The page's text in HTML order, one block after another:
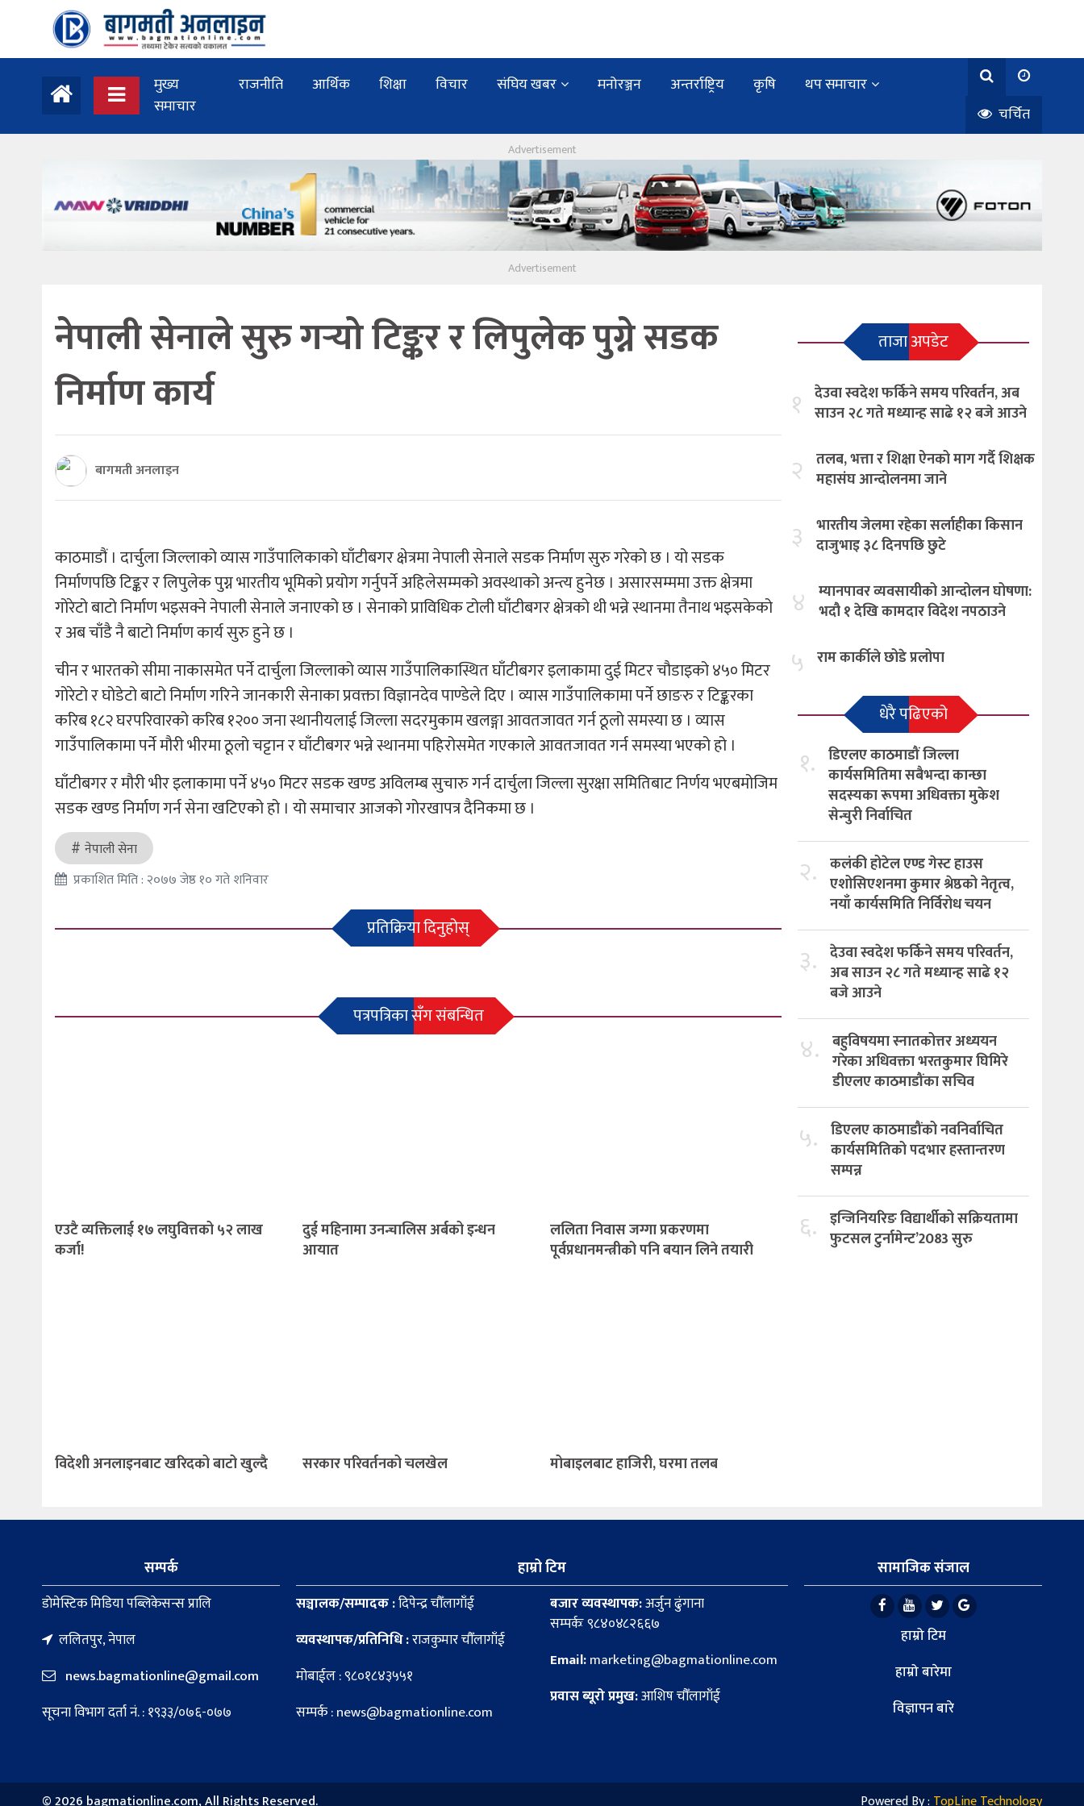
मुख्य
समाचार
राजनीति आर्थिक शिक्षा विचार संघिय खबर मनोरञ्जन अन्तर्राष्ट्रिय कृषि
थप समाचार
चर्चित
नेपाली सेनाले सुरु गर्‍यो टिङ्कर र लिपुलेक पुग्ने सडक
निर्माण कार्य
बागमती अनलाइन
काठमाडौं । दार्चुला जिल्लाको व्यास गाउँपालिकाको घाँटीबगर क्षेत्रमा नेपाली सेनाले सडक निर्माण सुरु गरेको छ । यो सडक
निर्माणपछि टिङ्कर र लिपुलेक पुग्न भारतीय भूमिको प्रयोग गर्नुपर्ने अहिलेसम्मको अवस्थाको अन्त्य हुनेछ । असारसम्ममा उक्त क्षेत्रमा
गोरेटो बाटो निर्माण भइसक्ने नेपाली सेनाले जनाएको छ । सेनाको प्राविधिक टोली घाँटीबगर क्षेत्रको थी भन्ने स्थानमा तैनाथ भइसकेको
र अब चाँडै नै बाटो निर्माण कार्य सुरु हुने छ ।
चीन र भारतको सीमा नाकासमेत पर्ने दार्चुला जिल्लाको व्यास गाउँपालिकास्थित घाँटीबगर इलाकामा दुई मिटर चौडाइको ४५० मिटर
गोरेटो र घोडेटो बाटो निर्माण गरिने जानकारी सेनाका प्रवक्ता विज्ञानदेव पाण्डेले दिए । व्यास गाउँपालिकामा पर्ने छाङरु र टिङ्करका
करिब १८२ घरपरिवारको करिब १२०० जना स्थानीयलाई जिल्ला सदरमुकाम खलङ्गा आवतजावत गर्न ठूलो समस्या छ । व्यास
गाउँपालिकामा पर्ने मौरी भीरमा ठूलो चट्टान र घाँटीबगर भन्ने स्थानमा पहिरोसमेत गएकाले आवतजावत गर्न समस्या भएको हो ।
घाँटीबगर र मौरी भीर इलाकामा पर्ने ४५० मिटर सडक खण्ड अविलम्ब सुचारु गर्न दार्चुला जिल्ला सुरक्षा समितिबाट निर्णय भएबमोजिम
सडक खण्ड निर्माण गर्न सेना खटिएको हो । यो समाचार आजको गोरखापत्र दैनिकमा छ ।
नेपाली सेना
प्रकाशित मिति : २०७७ जेष्ठ १० गते शनिवार
प्रतिक्रिया दिनुहोस्
पत्रपत्रिका सँग संबन्धित
एउटै व्यक्तिलाई १७ लघुवित्तको ५२ लाख
कर्जा!
दुई महिनामा उनन्चालिस अर्बको इन्धन
आयात
ललिता निवास जग्गा प्रकरणमा
पूर्वप्रधानमन्त्रीको पनि बयान लिने तयारी
विदेशी अनलाइनबाट खरिदको बाटो खुल्दै सरकार परिवर्तनको चलखेल मोबाइलबाट हाजिरी, घरमा तलब
ताजा अपडेट
१ देउवा स्वदेश फर्किने समय परिवर्तन, अब
साउन २८ गते मध्यान्ह साढे १२ बजे आउने
२ तलब, भत्ता र शिक्षा ऐनको माग गर्दै शिक्षक
महासंघ आन्दोलनमा जाने
३ भारतीय जेलमा रहेका सर्लाहीका किसान
दाजुभाइ ३८ दिनपछि छुटे
४ म्यानपावर व्यवसायीको आन्दोलन घोषणा:
भदौ १ देखि कामदार विदेश नपठाउने
५ राम कार्कीले छोडे प्रलोपा
धेरै पढिएको
१. डिएलए काठमाडौं जिल्ला
कार्यसमितिमा सबैभन्दा कान्छा
सदस्यका रूपमा अधिवक्ता मुकेश
सेन्चुरी निर्वाचित
२. कलंकी होटेल एण्ड गेस्ट हाउस
एशोसिएशनमा कुमार श्रेष्ठको नेतृत्व,
नयाँ कार्यसमिति निर्विरोध चयन
३. देउवा स्वदेश फर्किने समय परिवर्तन,
अब साउन २८ गते मध्यान्ह साढे १२
बजे आउने
४. बहुविषयमा स्नातकोत्तर अध्ययन
गरेका अधिवक्ता भरतकुमार घिमिरे
डीएलए काठमाडौंका सचिव
५. डिएलए काठमाडौंको नवनिर्वाचित
कार्यसमितिको पदभार हस्तान्तरण
सम्पन्न
६. इन्जिनियरिङ विद्यार्थीको सक्रियतामा
फुटसल टुर्नामेन्ट’2083 सुरु
सम्पर्क
डाेमेस्टिक मिडिया पब्लिकेसन्स प्रालि
ललितपुर, नेपाल
news.bagmationline@gmail.com
सूचना विभाग दर्ता नं. : १९३३/०७६-०७७
हाम्रो टिम
सञ्चालक/सम्पादक :दिपेन्द्र चौँलागाँई
व्यवस्थापक/प्रतिनिधि :राजकुमार चौँलागाँई
मोबाईल : ९८०१८४३५५१
सम्पर्क : news@bagmationline.com
बजार व्यवस्थापक:अर्जुन ढुंगाना
सम्पर्कः ९८४०४८२६६७
Email:marketing@bagmationline.com
प्रवास ब्यूरो प्रमुख:आशिष चौँलागाँई
सामाजिक संजाल
हाम्रो टिम
हाम्रो बारेमा
विज्ञापन बारे
©2026 bagmationline.com, All Rights Reserved. Powered By : TopLine Technology